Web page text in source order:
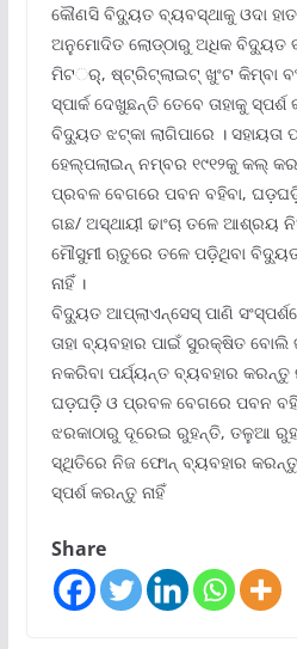
କୌଣସି ବିଦ୍ୟୁତ ବ୍ୟବସ୍ଥାକୁ ଓଦା
ଅନୁମୋଦିତ ଲୋଡ୍‌ଠାରୁ ଅଧିକ ବିଦ୍ୟୁତ
ମିଟର୍‌୍‌, ଷ୍ଟ୍ରିଟ୍‌ଲାଇଟ୍ ଖୁଂଟ କିମ୍ବା
ସ୍ପାର୍କ ଦେଖୁଛନ୍ତି ତେବେ ତାହାକୁ
ବିଦ୍ୟୁତ ଝଟ୍‌କା ଲାଗିପାରେ ।
ହେଲ୍‌ପଲାଇନ୍ ନମ୍ବର ୧୯୧୨କୁ କଲ୍
ପ୍ରବଳ ବେଗରେ ପବନ ବହିବା,
ଗଛ/ ଅସ୍ଥାୟୀ ଢାଂଚା ତଳେ ଆଶ୍ରୟ
ମୌସୁମୀ ଋତୁରେ ତଳେ ପଡ଼ିଥିବା
ନାହିଁ ।
ବିଦ୍ୟୁତ ଆପ୍ଲାଏନ୍‌ସେସ୍ ପାଣି
ତାହା ବ୍ୟବହାର ପାଇଁ ସୁରକ୍ଷିତ ବୋଲି
ନକରିବା ପର୍ଯ୍ୟନ୍ତ ବ୍ୟବହାର କରନ୍ତୁ
ଘଡ଼ଘଡ଼ି ଓ ପ୍ରବଳ ବେଗରେ ପବନ
ଝରକାଠାରୁ ଦୂରେଇ ରୁହନ୍ତି, ତଳୁଆ
ସ୍ଥିତିରେ ନିଜ ଫୋନ୍ ବ୍ୟବହାର
ସ୍ପର୍ଶ କରନ୍ତୁ ନାହିଁ
Share